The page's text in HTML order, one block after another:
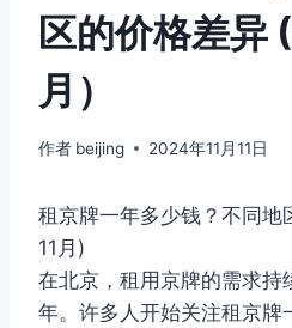
区的价格差异
月）
作者 beijing 2024年11月11日
租京牌一年多少钱？不同
11月)
在北京，租用京牌的需求
年。许多人开始关注租京牌